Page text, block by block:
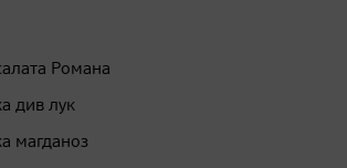
Романа
див лук
магданоз